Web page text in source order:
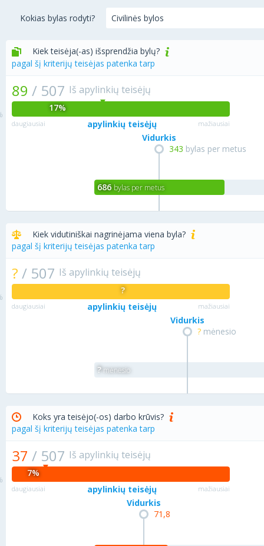
Kokias bylas rodyti?
Kiek teisėja(-as) išsprendžia bylų?
pagal šį kriterijų teisėjas patenka tarp
89 / 507 Iš apylinkių teisėjų
17%
daugiausiai apylinkių teisėjų mažiausiai
343 bylas per metus
Vidurkis
686bylas per metus
Kiek vidutiniškai nagrinėjama viena byla?
pagal šį kriterijų teisėjas patenka tarp
? / 507 Iš apylinkių teisėjų
?
daugiausiai apylinkių teisėjų mažiausiai
? mėnesio
Vidurkis
? mėnesio
Koks yra teisėjo(-os) darbo krūvis?
pagal šį kriterijų teisėjas patenka tarp
37 / 507 Iš apylinkių teisėjų
7%
daugiausiai apylinkių teisėjų mažiausiai
71,8
Vidurkis